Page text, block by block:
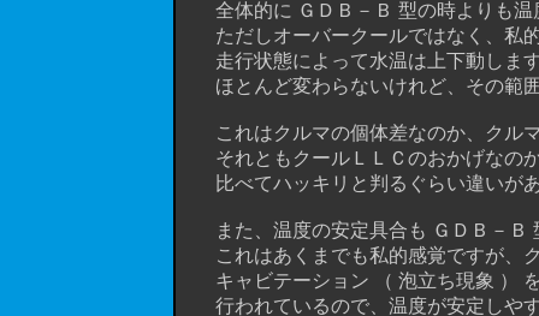
全体的に ＧＤＢ－Ｂ 型の時よりも温
ただしオーバークールではなく、私
走行状態によって水温は上下動します
ほとんど変わらないけれど、その範囲
これはクルマの個体差なのか、クルマ
それともクールＬＬＣのおかげなのか
比べてハッキリと判るぐらい違いが
また、温度の安定具合も ＧＤＢ－Ｂ
これはあくまでも私的感覚ですが、ク
キャビテーション （ 泡立ち現象 ） を
行われているので、温度が安定しや